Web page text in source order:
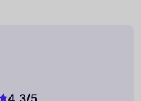
4,3/5